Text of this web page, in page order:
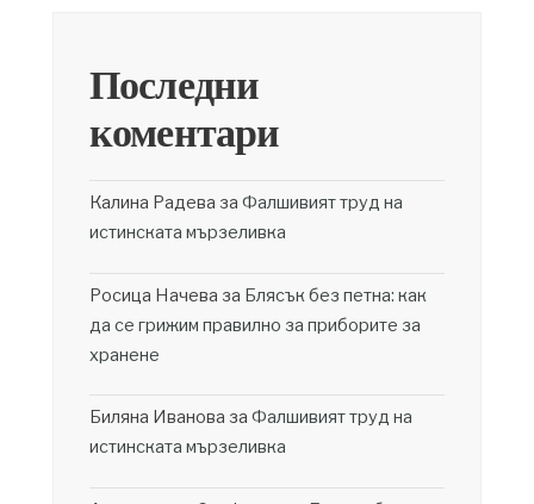
Последни
коментари
Калина Радева за Фалшивият труд на
истинската мързеливка
Росица Начева за Блясък без петна: как
да се грижим правилно за приборите за
хранене
Биляна Иванова за Фалшивият труд на
истинската мързеливка